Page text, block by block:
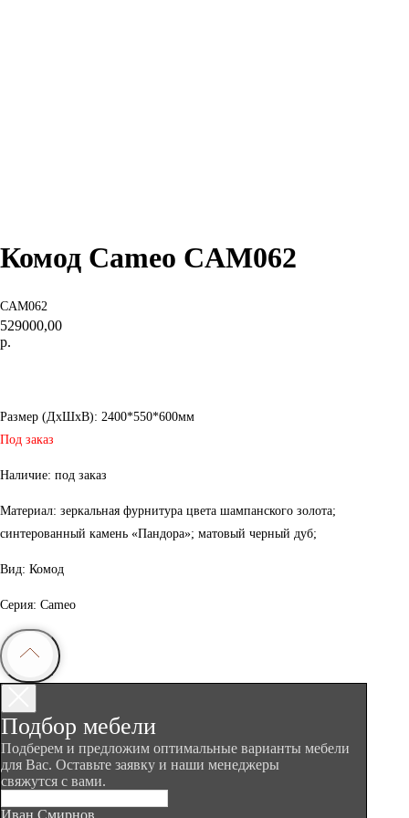
Комод Cameo CAM062
CAM062
529000,00
р.
Размер (ДxШxВ): 2400*550*600мм
Под заказ
Наличие: под заказ
Материал: зеркальная фурнитура цвета шампанского золота;
синтерованный камень «Пандора»; матовый черный дуб;
Вид: Комод
Серия: Cameo
Подбор мебели
Подберем и предложим оптимальные варианты мебели
для Вас. Оставьте заявку и наши менеджеры
свяжутся с вами.
Иван Смирнов